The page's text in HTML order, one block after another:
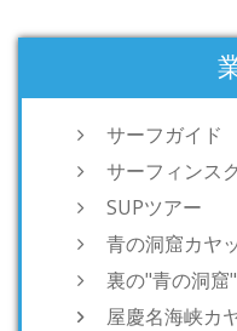
サーフガイド
サーフィンス
SUPツアー
青の洞窟カヤ
裏の"青の洞
屋慶名海峡カ